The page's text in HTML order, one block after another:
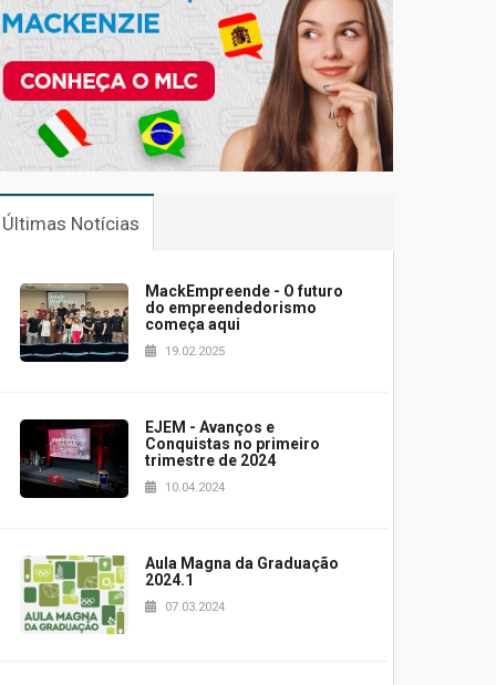
Últimas Notícias
MackEmpreende - ⁠O futuro
do empreendedorismo
começa aqui
19.02.2025
EJEM - Avanços e
Conquistas no primeiro
trimestre de 2024
10.04.2024
Aula Magna da Graduação
2024.1
07.03.2024